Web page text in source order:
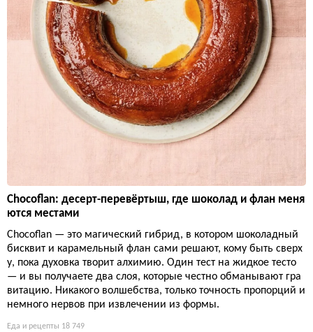
Chocoflan: десерт-перевёртыш, где шоколад и флан меня
ются местами
Chocoflan — это магический гибрид, в котором шоколадный
бисквит и карамельный флан сами решают, кому быть сверх
у, пока духовка творит алхимию. Один тест на жидкое тесто
— и вы получаете два слоя, которые честно обманывают гра
витацию. Никакого волшебства, только точность пропорций и
немного нервов при извлечении из формы.
Еда и рецепты 18 749